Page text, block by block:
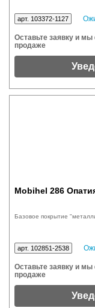
арт. 103372-1127
Оставьте заявку и мы
продаже
Mobihel 286
Базовое покрытие
арт. 102851-2538
Оставьте заявку и мы
продаже